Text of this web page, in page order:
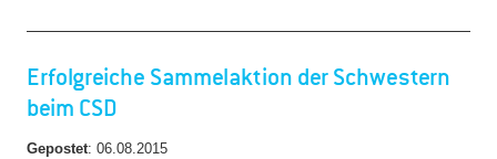
Erfolgreiche Sammelaktion der Schwestern
beim CSD
Gepostet: 06.08.2015